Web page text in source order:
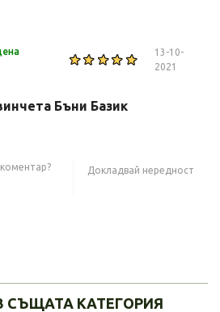
13-10-
2021
Бъни Базик
Докладвай нередност
СЪЩАТА КАТЕГОРИЯ